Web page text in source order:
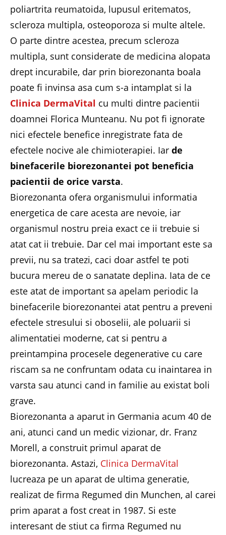
poliartrita reumatoida, lupusul eritematos,
scleroza multipla, osteoporoza si multe altele.
O parte dintre acestea, precum scleroza
multipla, sunt considerate de medicina alopata
drept incurabile, dar prin biorezonanta boala
poate fi invinsa asa cum s-a intamplat si la
Clinica DermaVital cu multi dintre pacientii
doamnei Florica Munteanu. Nu pot fi ignorate
nici efectele benefice inregistrate fata de
efectele nocive ale chimioterapiei. Iar de
binefacerile biorezonantei pot beneficia
pacientii de orice varsta.
Biorezonanta ofera organismului informatia
energetica de care acesta are nevoie, iar
organismul nostru preia exact ce ii trebuie si
atat cat ii trebuie. Dar cel mai important este sa
previi, nu sa tratezi, caci doar astfel te poti
bucura mereu de o sanatate deplina. Iata de ce
este atat de important sa apelam periodic la
binefacerile biorezonantei atat pentru a preveni
efectele stresului si oboselii, ale poluarii si
alimentatiei moderne, cat si pentru a
preintampina procesele degenerative cu care
riscam sa ne confruntam odata cu inaintarea in
varsta sau atunci cand in familie au existat boli
grave.
Biorezonanta a aparut in Germania acum 40 de
ani, atunci cand un medic vizionar, dr. Franz
Morell, a construit primul aparat de
biorezonanta. Astazi, Clinica DermaVital
lucreaza pe un aparat de ultima generatie,
realizat de firma Regumed din Munchen, al carei
prim aparat a fost creat in 1987. Si este
interesant de stiut ca firma Regumed nu